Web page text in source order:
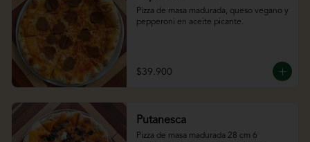
Pizza de masa madurada, queso vegano y
pepperoni en aceite picante.
$39.900
Putanesca
Pizza de masa madurada 28 cm 6